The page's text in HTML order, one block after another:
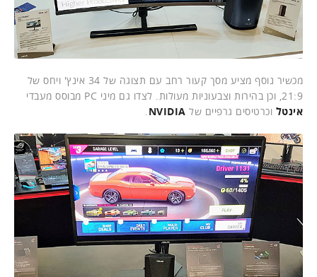
מכשיר נוסף מציע מסך קעור רחב עם תצוגה של 34 אינץ' ויחס של
21:9, וכן בהירות וצבעוניות מעולות. לצדו גם מיני PC מבוסס מעבדי
אינטל וכרטיסים גרפיים של NVIDIA
.